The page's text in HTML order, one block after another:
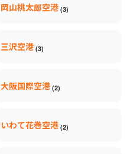
岡山桃太郎空港 (3)
三沢空港 (3)
大阪国際空港 (2)
いわて花巻空港 (2)